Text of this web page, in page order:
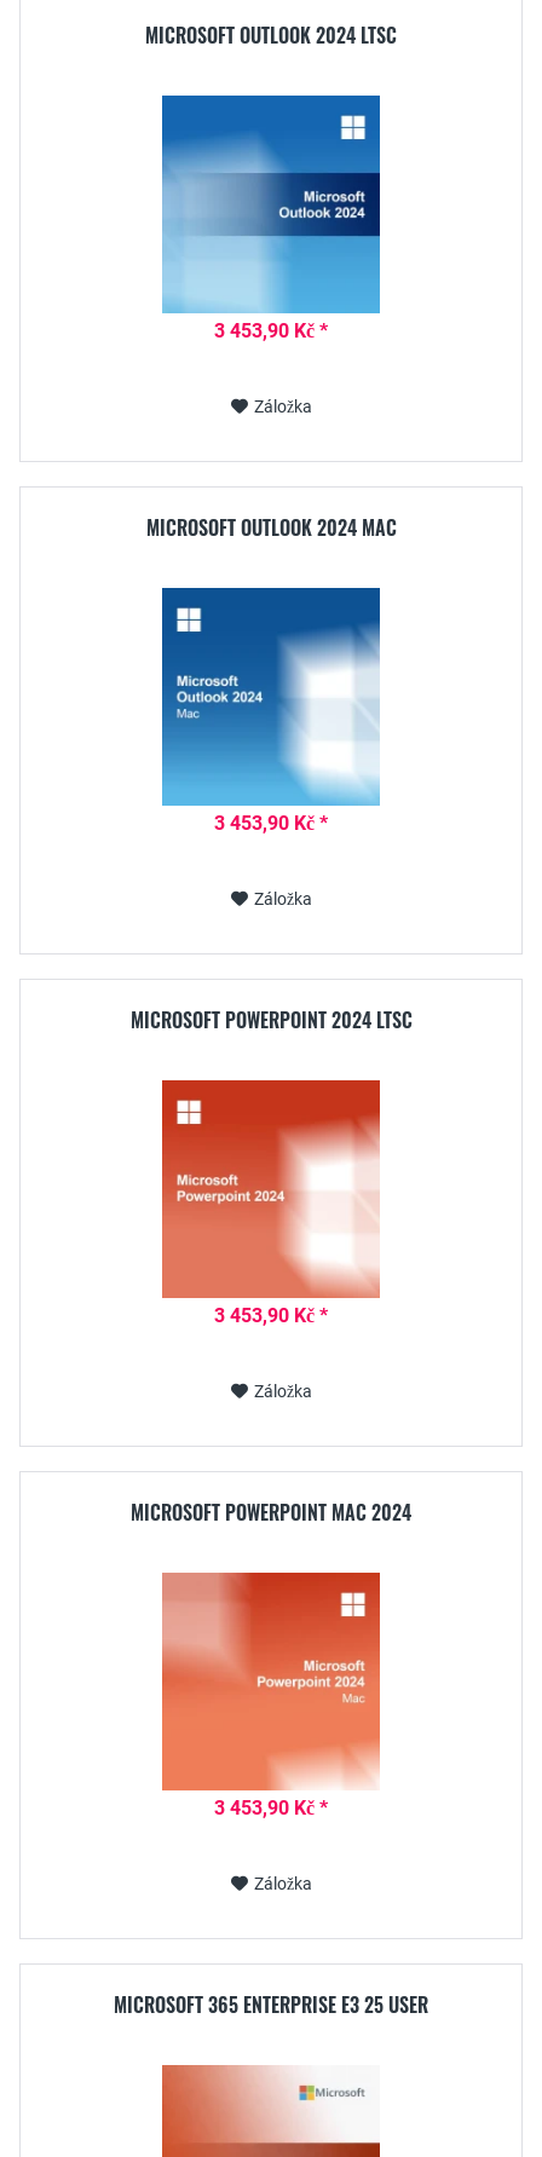
MICROSOFT OUTLOOK 2024 LTSC
3 453,90 Kč *
Záložka
MICROSOFT OUTLOOK 2024 MAC
3 453,90 Kč *
Záložka
MICROSOFT POWERPOINT 2024 LTSC
3 453,90 Kč *
Záložka
MICROSOFT POWERPOINT MAC 2024
3 453,90 Kč *
Záložka
MICROSOFT 365 ENTERPRISE E3 25 USER